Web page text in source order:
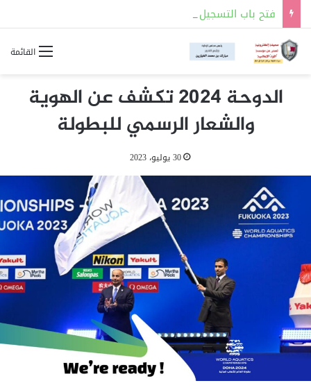
القائمة
الدوحة 2024 تكشف عن الهوية
والشعار الرسمي للبطولة
30 يوليو، 2023